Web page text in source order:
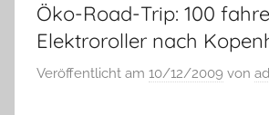
Öko-Road-Trip: 100
Elektroroller nach
Veröffentlicht am 10/12/2009 von